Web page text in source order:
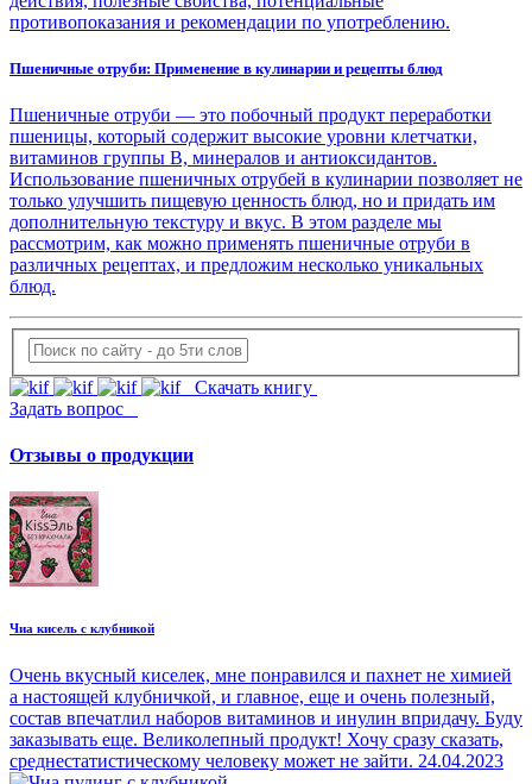
противопоказания и рекомендации по употреблению.
Пшеничные отруби: Применение в кулинарии и рецепты блюд
Пшеничные отруби — это побочный продукт переработки
пшеницы, который содержит высокие уровни клетчатки,
витаминов группы B, минералов и антиоксидантов.
Использование пшеничных отрубей в кулинарии позволяет не
только улучшить пищевую ценность блюд, но и придать им
дополнительную текстуру и вкус. В этом разделе мы
рассмотрим, как можно применять пшеничные отруби в
различных рецептах, и предложим несколько уникальных
блюд.
Скачать книгу
Задать вопрос
Отзывы о продукции
Чиа кисель с клубникой
Очень вкусный киселек, мне понравился и пахнет не химией
а настоящей клубничкой, и главное, еще и очень полезный,
состав впечатлил наборов витаминов и инулин впридачу. Буду
заказывать еще. Великолепный продукт! Хочу сразу сказать,
среднестатистическому человеку может не зайти. 24.04.2023